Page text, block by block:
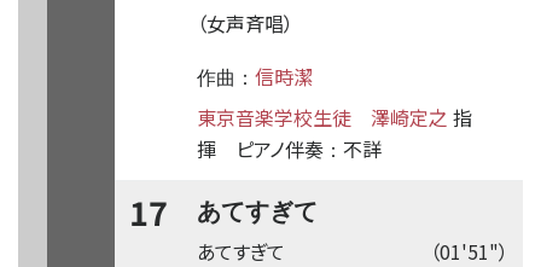
（女声斉唱）
作曲： 信時潔
東京音楽学校生徒
澤崎定之 指
揮
ピアノ伴奏 ： 不詳
17 あてすぎて
（01'51"）
あてすぎて